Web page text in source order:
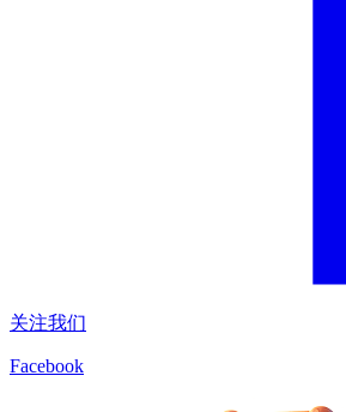
关注我们
Facebook